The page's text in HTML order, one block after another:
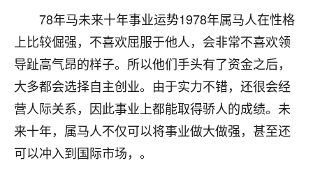
78年马未来十年事业运势1978年属马人在性格
上比较倔强，不喜欢屈服于他人，会非常不喜欢领
导趾高气昂的样子。所以他们手头有了资金之后，
大多都会选择自主创业。由于实力不错，还很会经
营人际关系，因此事业上都能取得骄人的成绩。未
来十年，属马人不仅可以将事业做大做强，甚至还
可以冲入到国际市场，。
1天前 来自江西 12
青春168
我也想要，我也想要！
2天前 来自山西 15
Jessica李
老师做不做超度法事？我想给我奶奶做超度，她今年
刚去世了。